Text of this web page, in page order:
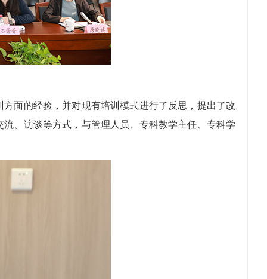
的经验，并对现有培训模式进行了反思，提出了改
、访谈等方式，与管理人员、专科教学主任、专科学